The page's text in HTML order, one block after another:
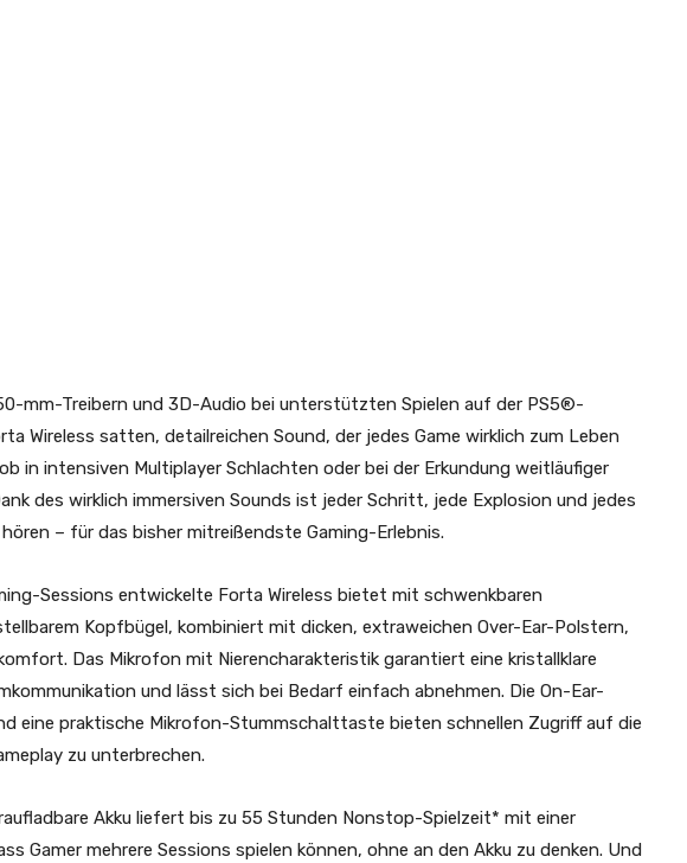
mm-Treibern und 3D-Audio bei unterstützten Spielen auf der PS5®-
Wireless satten, detailreichen Sound, der jedes Game wirklich zum Leben
in intensiven Multiplayer Schlachten oder bei der Erkundung weitläufiger
des wirklich immersiven Sounds ist jeder Schritt, jede Explosion und jedes
– für das bisher mitreißendste Gaming-Erlebnis.
Sessions entwickelte Forta Wireless bietet mit schwenkbaren
Kopfbügel, kombiniert mit dicken, extraweichen Over-Ear-Polstern,
Das Mikrofon mit Nierencharakteristik garantiert eine kristallklare
und lässt sich bei Bedarf einfach abnehmen. Die On-Ear-
eine praktische Mikrofon-Stummschalttaste bieten schnellen Zugriff auf die
zu unterbrechen.
Akku liefert bis zu 55 Stunden Nonstop-Spielzeit* mit einer
Gamer mehrere Sessions spielen können, ohne an den Akku zu denken. Und